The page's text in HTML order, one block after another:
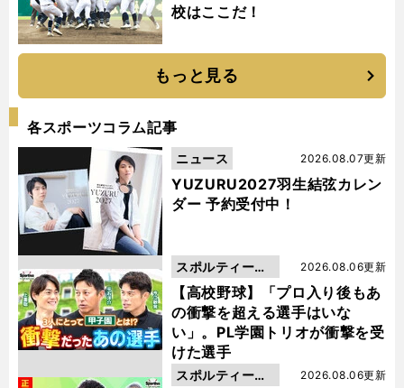
校はここだ！
もっと見る
各スポーツコラム記事
YUZURU2027羽生結弦カレン
ダー 予約受付中！
2026.08.07更新
ニュース
【高校野球】「プロ入り後もあ
の衝撃を超える選手はいな
い」。PL学園トリオが衝撃を受
けた選手
2026.08.06更新
スポルティーバ
動画
2026.08.06更新
スポルティーバ